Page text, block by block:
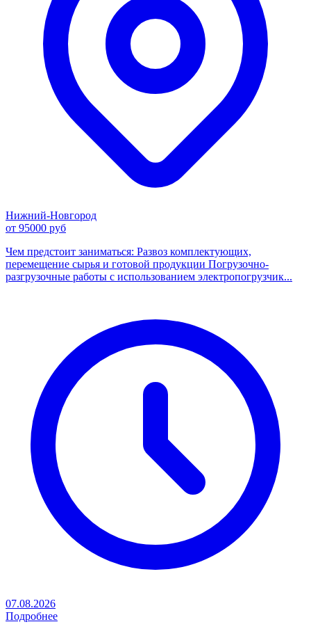
Нижний-Новгород
от 95000 руб
Чем предстоит заниматься: Развоз комплектующих,
перемещение сырья и готовой продукции Погрузочно-
разгрузочные работы с использованием электропогрузчик...
07.08.2026
Подробнее